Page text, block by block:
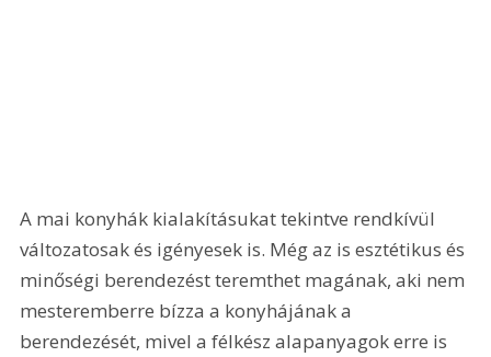
A mai konyhák kialakításukat tekintve rendkívül
változatosak és igényesek is. Még az is esztétikus és
minőségi berendezést teremthet magának, aki nem
mesteremberre bízza a konyhájának a
berendezését, mivel a félkész alapanyagok erre is